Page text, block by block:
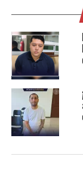
Me gusta
Relacionado